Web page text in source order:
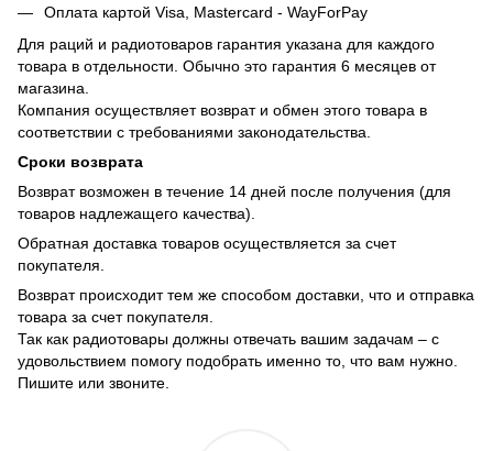
Оплата картой Visa, Mastercard - WayForPay
Для раций и радиотоваров гарантия указана для каждого
товара в отдельности. Обычно это гарантия 6 месяцев от
магазина.
Компания осуществляет возврат и обмен этого товара в
соответствии с требованиями законодательства.
Сроки возврата
Возврат возможен в течение 14 дней после получения (для
товаров надлежащего качества).
Обратная доставка товаров осуществляется за счет
покупателя.
Возврат происходит тем же способом доставки, что и отправка
товара за счет покупателя.
Так как радиотовары должны отвечать вашим задачам – с
удовольствием помогу подобрать именно то, что вам нужно.
Пишите или звоните.